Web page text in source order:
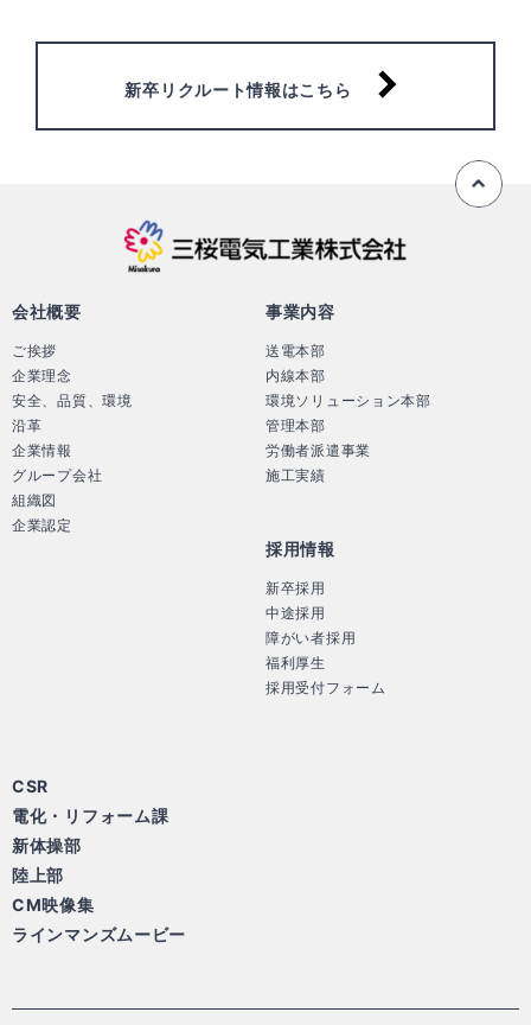
新卒リクルート情報はこちら
会社概要
ご挨拶
企業理念
安全、品質、環境
沿革
企業情報
グループ会社
組織図
企業認定
事業内容
送電本部
内線本部
環境ソリューション本部
管理本部
労働者派遣事業
施工実績
採用情報
新卒採用
中途採用
障がい者採用
福利厚生
採用受付フォーム
CSR
電化・リフォーム課
新体操部
陸上部
CM映像集
ラインマンズムービー